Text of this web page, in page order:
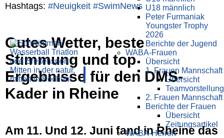
U18 männlich
Peter Furmaniak
Youngster Trophy
2026
Berichte der Jugend
WABA-Frauen
Übersicht
1. Frauen Mannschaft
Übersicht
Teamvorstellung
2. Frauen Mannschaft
Berichte der Frauen
Übersicht
Zeitungsartikel
WABA-Herren
Hashtags: #Neuigkeit #SwimNews
Gutes Wetter, beste
Stimmung und top
Ergebnisse für den DMS-
Kader in Rheine
Am 11. Und 12. Juni fand in Rheine das